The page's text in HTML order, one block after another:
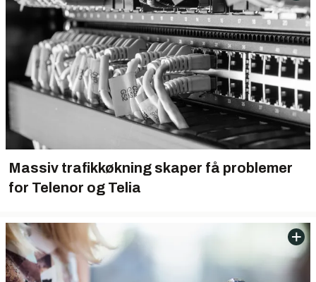
Massiv trafikkøkning skaper få problemer
for Telenor og Telia